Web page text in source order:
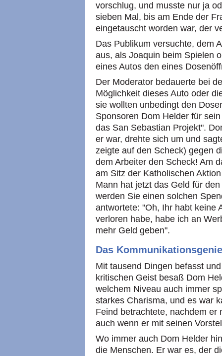
vorschlug, und musste nur ja
sieben Mal, bis am Ende der
eingetauscht worden war, der
Das Publikum versuchte, dem
aus, als Joaquin beim Spielen
eines Autos den eines
Der Moderator bedauerte bei
Möglichkeit dieses Auto oder
sie wollten unbedingt den
Sponsoren Dom Helder für
das San Sebastian Projekt".
er war, drehte sich um und
zeigte auf den Scheck) gegen
dem Arbeiter den Scheck! Am
am Sitz der Katholischen
Mann hat jetzt das Geld für
werden Sie einen solchen
antwortete: "Oh, Ihr habt keine
verloren habe, habe ich an
mehr Geld geben".
Das Kommunikationsgenie
Mit tausend Dingen befasst
kritischen Geist besaß Dom
welchem Niveau auch immer
starkes Charisma, und es war
Feind betrachtete, nachdem er
auch wenn er mit seinen
Wo immer auch Dom Helder
die Menschen. Er war es, der